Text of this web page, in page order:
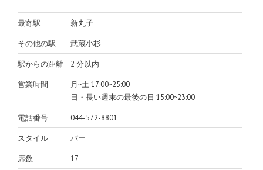
最寄駅 新丸子
その他の駅 武蔵小杉
駅からの距離 2 分以内
営業時間
月~土 17:00~25:00
日・長い週末の最後の日 15:00~23:00
電話番号 044-572-8801
スタイル バー
席数 17